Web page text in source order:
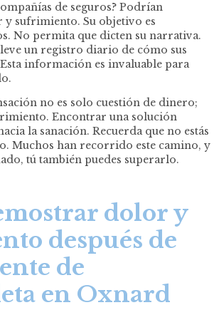
de seguros? Podrían
sufrimiento. Su objetivo es
No permita que dicten su narrativa.
un registro diario de cómo sus
información es invaluable para
no es solo cuestión de dinero;
Encontrar una solución
la sanación. Recuerda que no estás
Muchos han recorrido este camino, y
tú también puedes superarlo.
dolor y
después de
de
en Oxnard